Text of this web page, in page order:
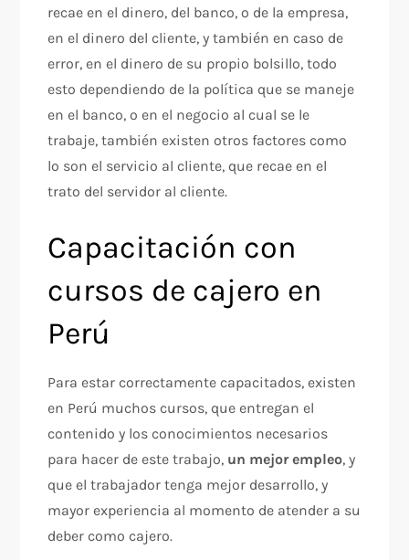
recae en el dinero, del banco, o de la empresa,
en el dinero del cliente, y también en caso de
error, en el dinero de su propio bolsillo, todo
esto dependiendo de la política que se maneje
en el banco, o en el negocio al cual se le
trabaje, también existen otros factores como
lo son el servicio al cliente, que recae en el
trato del servidor al cliente.
Capacitación con
cursos de cajero en
Perú
Para estar correctamente capacitados, existen
en Perú muchos cursos, que entregan el
contenido y los conocimientos necesarios
para hacer de este trabajo, un mejor empleo, y
que el trabajador tenga mejor desarrollo, y
mayor experiencia al momento de atender a su
deber como cajero.